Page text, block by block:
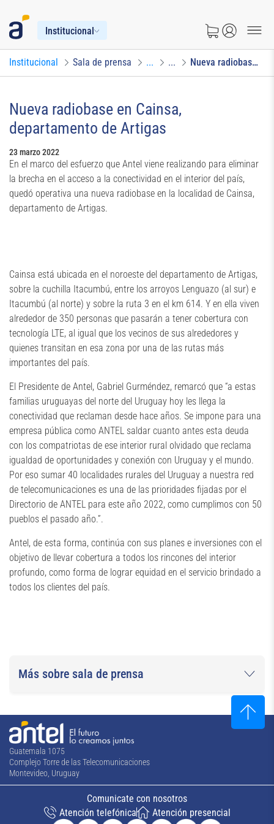
Institucional
Institucional Sala de prensa ... ... Nueva radiobase en Cainsa, departamento de Artigas
Nueva radiobase en Cainsa,
departamento de Artigas
23 marzo 2022
En el marco del esfuerzo que Antel viene realizando para eliminar
la brecha en el acceso a la conectividad en el interior del país,
quedó operativa una nueva radiobase en la localidad de Cainsa,
departamento de Artigas.
Cainsa está ubicada en el noroeste del departamento de Artigas,
sobre la cuchilla Itacumbú, entre los arroyos Lenguazo (al sur) e
Itacumbú (al norte) y sobre la ruta 3 en el km 614. Y en ella viven
alrededor de 350 personas que pasarán a tener cobertura con
tecnología LTE, al igual que los vecinos de sus alrededores y
quienes transitan en esa zona por una de las rutas más
importantes del país.
El Presidente de Antel, Gabriel Gurméndez, remarcó que “a estas
familias uruguayas del norte del Uruguay hoy les llega la
conectividad que reclaman desde hace años. Se impone para una
empresa pública como ANTEL saldar cuanto antes esta deuda
con los compatriotas de ese interior rural olvidado que reclama
igualdad de oportunidades y conexión con Uruguay y el mundo.
Por eso sumar 40 localidades rurales del Uruguay a nuestra red
de telecomunicaciones es una de las prioridades fijadas por el
Directorio de ANTEL para este año 2022, como cumplimos con 50
pueblos el pasado año.”.
Antel, de esta forma, continúa con sus planes e inversiones con el
objetivo de llevar cobertura a todos los rincones del interior
profundo, como forma de lograr equidad en el servicio brindado a
todos los clientes del país.
Más sobre sala de prensa
Guatemala 1075
Complejo Torre de las Telecomunicaciones
Montevideo, Uruguay
Comunicate con nosotros
Atención telefónica
Atención presencial